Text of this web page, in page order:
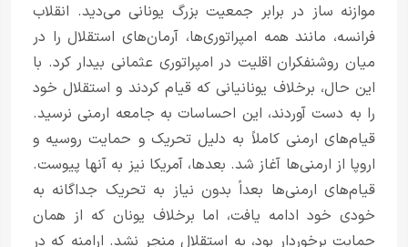
موازنه ساز در برابر جمعیت بزرگ یونانی می‌دید. انقلاب
فرانسه، مانند همه امپراتوری‌ها، آرمان‌های استقلال را در
میان روشنفکران اقلیت در امپراتوری عثمانی بیدار کرد. با
این حال، برخلاف یونانیانی که قیام کردند و استقلال خود
را به دست آوردند، این احساسات به جامعه ارمنی نرسید.
قیام‌های ارمنی کاملاً به دلیل تحریک و حمایت روسیه و
اروپا از ارمنی‌ها آغاز شد. بعدها، آمریکا نیز به آنها پیوست.
قیام‌های ارمنی‌ها بعداً بدون نیاز به تحریک جداگانه به
خودی خود ادامه یافت، اما برخلاف یونان که از همان
حمایت برخوردار بود، به استقلال منجر نشد. ارامنه که در